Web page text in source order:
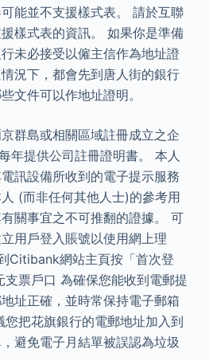
能並不支援樣式表。 請於互聯
樣式表的資訊。 如果你是準備
未必接受以僱主信作為地址證
況下，都會先到唐人街的銀行
文件可以作地址證明。
群島或相關區域註冊成立之企
年提供公司註冊證明書。 本人
訊設備所收到的電子提示服務
(而非任何其他人士)的參考用
關事宜之不可推翻的證據。 可
用戶登入賬號以使用網上理
Citibank網站主頁按「首次登
支票戶口 為確保您能收到電郵提
址正確，並時常保持電子郵箱
把花旗銀行的電郵地址加入到
避免電子月結單被誤認為垃圾